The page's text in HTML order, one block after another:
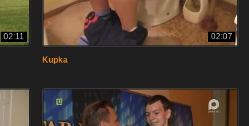
02:11 02:07
Kupka